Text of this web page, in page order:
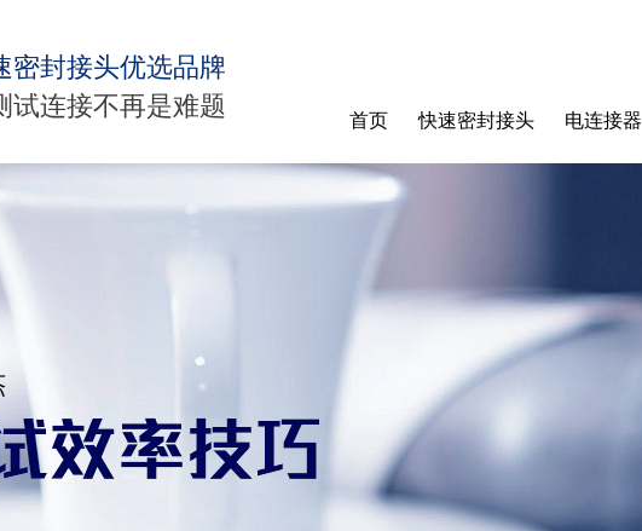
密封接头优选品牌
试连接不再是难题
首页 快速密封接头 电连接器